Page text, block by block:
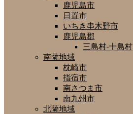
鹿児島市
日置市
いちき串木野市
鹿児島郡
三島村-十島村
南薩地域
枕崎市
指宿市
南さつま市
南九州市
北薩地域